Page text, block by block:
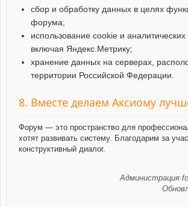
сбор и обработку данных в целях
форума;
использование cookie и аналитических
включая Яндекс.Метрику;
хранение данных на серверах,
территории Российской Федерации.
8. Вместе делаем Аксиому
Форум — это пространство для
хотят развивать систему. Благодарим за
конструктивный диалог.
Администрация